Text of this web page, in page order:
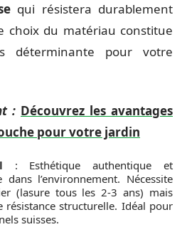
qui résistera durablement
choix du matériau constitue
déterminante pour votre
: Découvrez les avantages
pour votre jardin
: Esthétique authentique et
l’environnement. Nécessite
(lasure tous les 2-3 ans) mais
résistance structurelle. Idéal pour
suisses.